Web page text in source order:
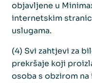
objavljene u
internetskim
uslugama.
(4) Svi zahtjevi za
prekršaje koji
osoba s obzirom